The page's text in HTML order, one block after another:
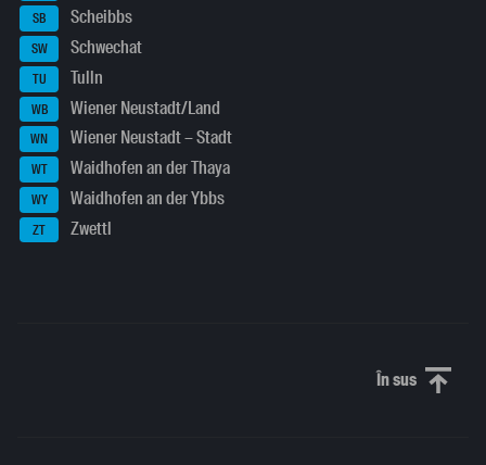
SB Scheibbs
SW Schwechat
TU Tulln
WB Wiener Neustadt/Land
WN Wiener Neustadt – Stadt
WT Waidhofen an der Thaya
WY Waidhofen an der Ybbs
ZT Zwettl
În susDerulați